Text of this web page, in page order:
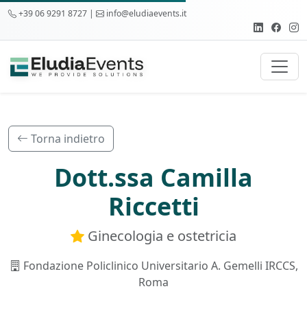
+39 06 9291 8727 | info@eludiaevents.it
Torna indietro
Dott.ssa Camilla
Riccetti
Ginecologia e ostetricia
Fondazione Policlinico Universitario A. Gemelli IRCCS,
Roma